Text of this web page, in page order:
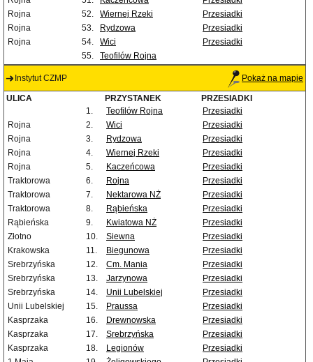
Rojna
52. Wiernej Rzeki
Przesiadki
Rojna
53. Rydzowa
Przesiadki
Rojna
54. Wici
Przesiadki
55.
Teofilów Rojna
Instytut CZMP Pokaż na mapie
ULICA PRZYSTANEK
PRZESIADKI
1.
Teofilów Rojna
Przesiadki
Rojna
2. Wici
Przesiadki
Rojna
3. Rydzowa
Przesiadki
Rojna
4. Wiernej Rzeki
Przesiadki
Rojna
5. Kaczeńcowa
Przesiadki
Traktorowa
6. Rojna
Przesiadki
Traktorowa
7. Nektarowa NŻ
Przesiadki
Traktorowa
8. Rąbieńska
Przesiadki
Rąbieńska
9. Kwiatowa NŻ
Przesiadki
Złotno
10. Siewna
Przesiadki
Krakowska
11. Biegunowa
Przesiadki
Srebrzyńska
12. Cm. Mania
Przesiadki
Srebrzyńska
13. Jarzynowa
Przesiadki
Srebrzyńska
14. Unii Lubelskiej
Przesiadki
Unii Lubelskiej
15. Praussa
Przesiadki
Kasprzaka
16. Drewnowska
Przesiadki
Kasprzaka
17. Srebrzyńska
Przesiadki
Kasprzaka
18. Legionów
Przesiadki